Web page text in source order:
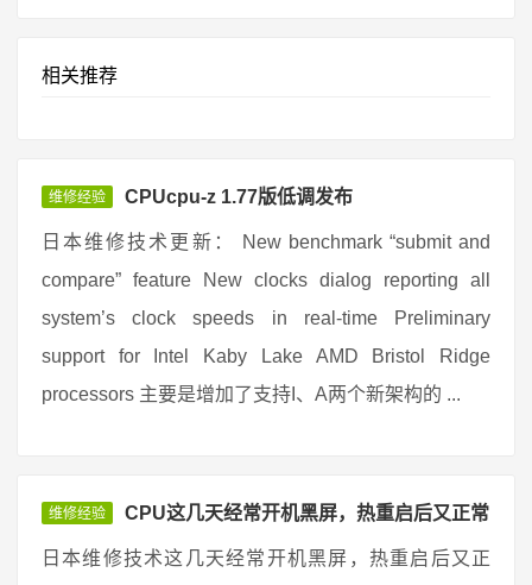
相关推荐
维修经验 CPUcpu-z 1.77版低调发布
日本维修技术更新： New benchmark “submit and
compare” feature New clocks dialog reporting all
system’s clock speeds in real-time Preliminary
support for Intel Kaby Lake AMD Bristol Ridge
processors 主要是增加了支持I、A两个新架构的 ...
维修经验 CPU这几天经常开机黑屏，热重启后又正常
日本维修技术这几天经常开机黑屏，热重启后又正